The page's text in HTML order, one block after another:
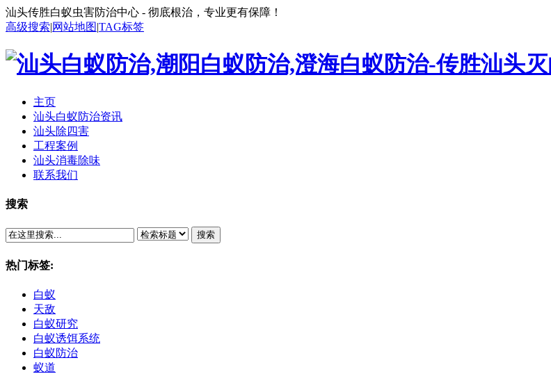
汕头传胜白蚁虫害防治中心 - 彻底根治，专业更有保障！
高级搜索|网站地图|TAG标签
主页
汕头白蚁防治资讯
汕头除四害
工程案例
汕头消毒除味
联系我们
搜索
搜索
热门标签:
白蚁
天敌
白蚁研究
白蚁诱饵系统
白蚁防治
蚁道